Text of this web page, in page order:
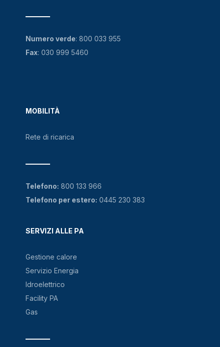
MOBILITÀ
Rete di ricarica
SERVIZI ALLE PA
Gestione calore
Servizio Energia
Idroelettrico
Facility PA
Gas
Numero verde: 800 033 955
Fax: 030 999 5460
Telefono: 800 133 966
Telefono per estero: 0445 230 383